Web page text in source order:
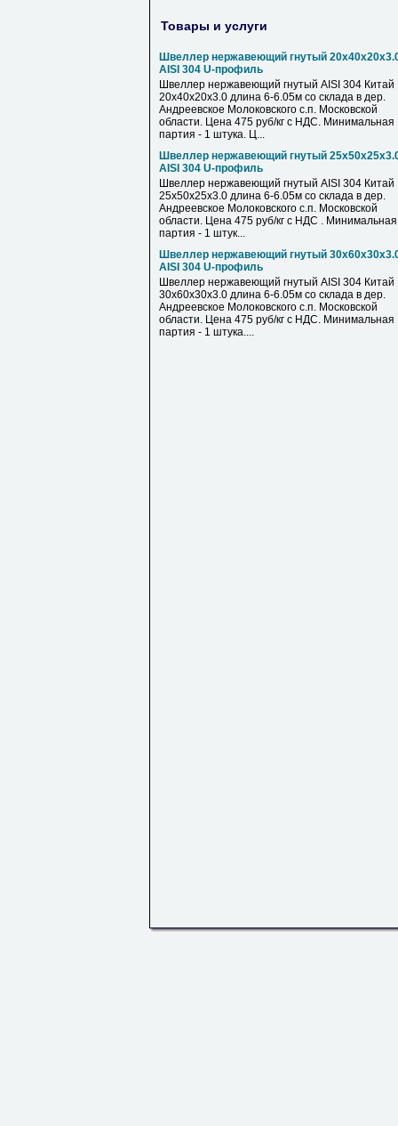
Товары и услуги
Швеллер нержавеющий гнутый
AISI 304 U-профиль
Швеллер нержавеющий гнутый AISI 304 Китай
20х40х20х3.0 длина 6-6.05м со склада в дер.
Андреевское Молоковского с.п. Московской
области. Цена 475 руб/кг с НДС. Минимальная
партия - 1 штука. Ц...
Швеллер нержавеющий гнутый
AISI 304 U-профиль
Швеллер нержавеющий гнутый AISI 304 Китай
25х50х25х3.0 длина 6-6.05м со склада в дер.
Андреевское Молоковского с.п. Московской
области. Цена 475 руб/кг с НДС . Минимальная
партия - 1 штук...
Швеллер нержавеющий гнутый
AISI 304 U-профиль
Швеллер нержавеющий гнутый AISI 304 Китай
30х60х30х3.0 длина 6-6.05м со склада в дер.
Андреевское Молоковского с.п. Московской
области. Цена 475 руб/кг с НДС. Минимальная
партия - 1 штука....